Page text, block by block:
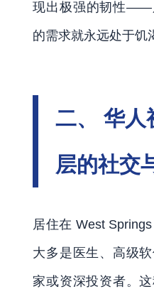
现出极强的韧性——
的需求就永远处于饥
二、 华人
层的社交
居住在 West
大多是医生、高级
家或资深投资者。